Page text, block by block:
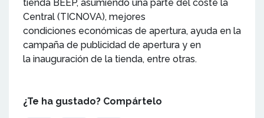
tienda BEEP, asumiendo una parte del coste la
Central (TICNOVA), mejores
condiciones económicas de apertura, ayuda en la
campaña de publicidad de apertura y en
la inauguración de la tienda, entre otras.
¿Te ha gustado? Compártelo